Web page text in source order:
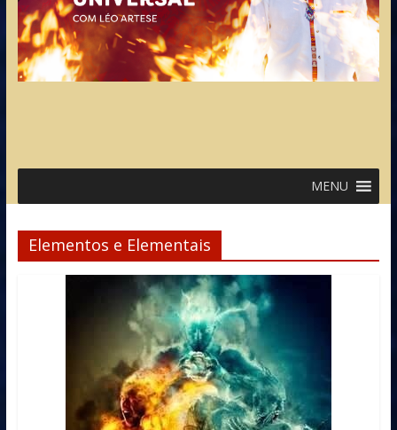
MENU
Elementos e Elementais